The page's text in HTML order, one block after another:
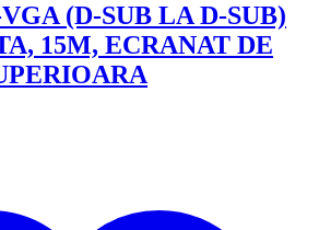
(D-SUB LA D-SUB)
15M, ECRANAT DE